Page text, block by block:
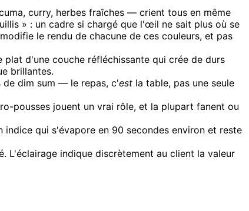
curry, herbes fraîches — crient tous en même
» : un cadre si chargé que l'œil ne sait plus où se
le rendu de chacune de ces couleurs, et pas
d'une couche réfléchissante qui crée de durs
brillantes.
de dim sum — le repas, c'est la table, pas une seule
pousses jouent un vrai rôle, et la plupart fanent ou
qui s'évapore en 90 secondes environ et reste
L'éclairage indique discrètement au client la valeur